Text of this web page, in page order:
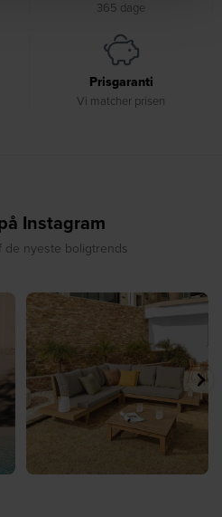
365 dage
Prisgaranti
Vi matcher prisen
Instagram
de nyeste boligtrends
☀️ Sommerens naturlige
samlingspunkt⁠
8 0